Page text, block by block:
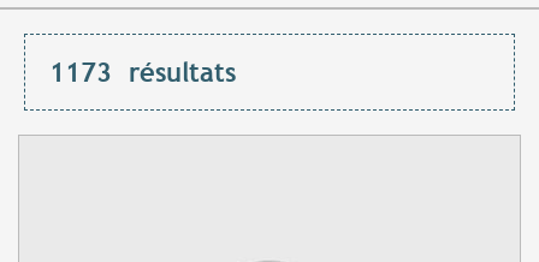
1173 résultats